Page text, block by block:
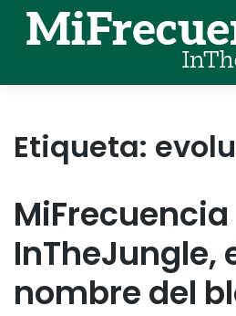
content
Etiqueta:
MiFrecuencia
InTheJungle,
nombre del